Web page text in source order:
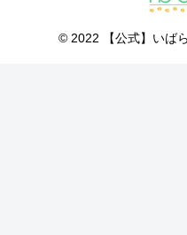
© 2022 【公式】いば